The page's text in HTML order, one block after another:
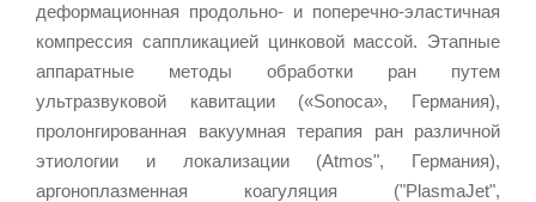
деформационная продольно- и поперечно-эластичная
компрессия саппликацией цинковой массой. Этапные
аппаратные методы обработки ран путем
ультразвуковой кавитации («Sonoca», Германия),
пролонгированная вакуумная терапия ран различной
этиологии и локализации (Atmos", Германия),
аргоноплазменная коагуляция ("PlasmaJet",